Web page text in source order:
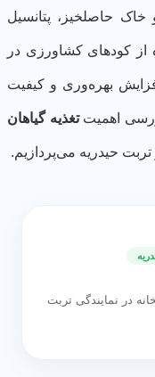
حاصلخیز، پتانسیل
کودهای کشاورزی در
بهره‌وری و کیفیت
اهمیتتغذیه گیاهان
حیدریه می‌پردازیم.
در نمایندگی تربت